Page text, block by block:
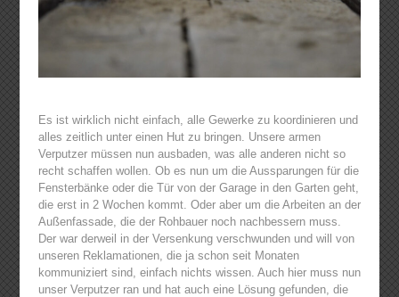
Es ist wirklich nicht einfach, alle Gewerke zu koordinieren und
alles zeitlich unter einen Hut zu bringen. Unsere armen
Verputzer müssen nun ausbaden, was alle anderen nicht so
recht schaffen wollen. Ob es nun um die Aussparungen für die
Fensterbänke oder die Tür von der Garage in den Garten geht,
die erst in 2 Wochen kommt. Oder aber um die Arbeiten an der
Außenfassade, die der Rohbauer noch nachbessern muss.
Der war derweil in der Versenkung verschwunden und will von
unseren Reklamationen, die ja schon seit Monaten
kommuniziert sind, einfach nichts wissen. Auch hier muss nun
unser Verputzer ran und hat auch eine Lösung gefunden, die